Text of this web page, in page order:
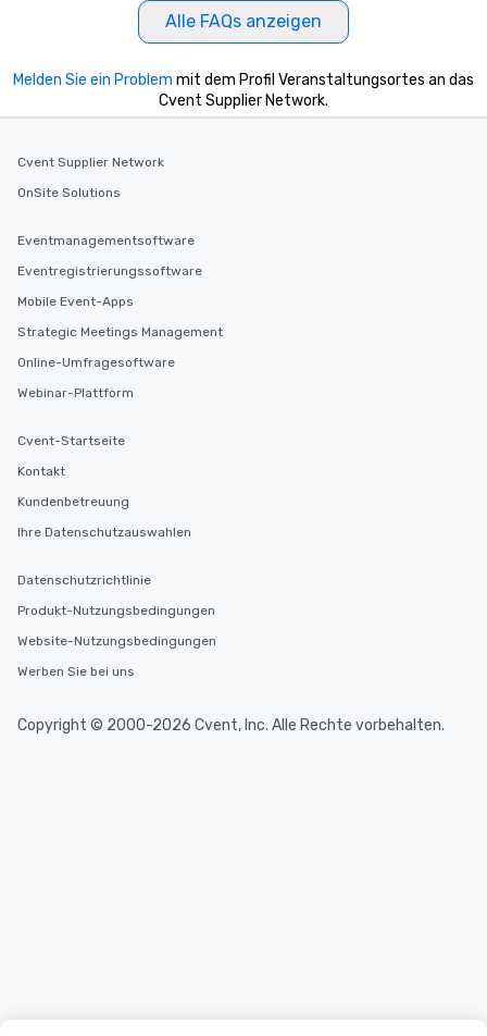
Alle FAQs anzeigen
Melden Sie ein Problem mit dem Profil Veranstaltungsortes an das
Cvent Supplier Network.
Cvent Supplier Network
OnSite Solutions
Eventmanagementsoftware
Eventregistrierungssoftware
Mobile Event-Apps
Strategic Meetings Management
Online-Umfragesoftware
Webinar-Plattform
Cvent-Startseite
Kontakt
Kundenbetreuung
Ihre Datenschutzauswahlen
Datenschutzrichtlinie
Produkt-Nutzungsbedingungen
Website-Nutzungsbedingungen
Werben Sie bei uns
Copyright © 2000-2026 Cvent, Inc. Alle Rechte vorbehalten.